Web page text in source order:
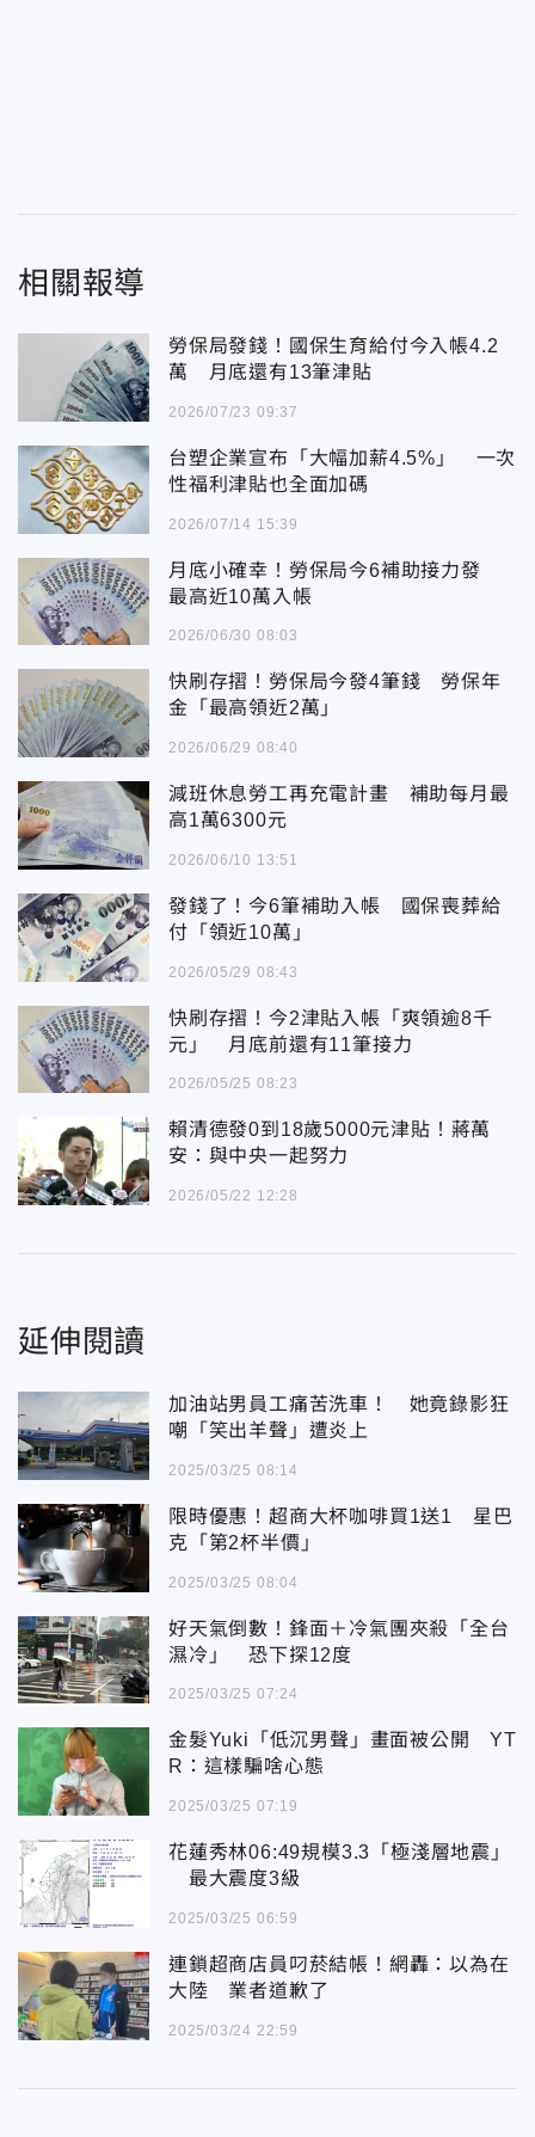
相關報導
勞保局發錢！國保生育給付今入帳4.2
萬 月底還有13筆津貼
2026/07/23 09:37
台塑企業宣布「大幅加薪4.5%」 一次
性福利津貼也全面加碼
2026/07/14 15:39
月底小確幸！勞保局今6補助接力發
最高近10萬入帳
2026/06/30 08:03
快刷存摺！勞保局今發4筆錢 勞保年
金「最高領近2萬」
2026/06/29 08:40
減班休息勞工再充電計畫 補助每月最
高1萬6300元
2026/06/10 13:51
發錢了！今6筆補助入帳 國保喪葬給
付「領近10萬」
2026/05/29 08:43
快刷存摺！今2津貼入帳「爽領逾8千
元」 月底前還有11筆接力
2026/05/25 08:23
賴清德發0到18歲5000元津貼！蔣萬
安：與中央一起努力
2026/05/22 12:28
延伸閱讀
加油站男員工痛苦洗車！ 她竟錄影狂
嘲「笑出羊聲」遭炎上
2025/03/25 08:14
限時優惠！超商大杯咖啡買1送1 星巴
克「第2杯半價」
2025/03/25 08:04
好天氣倒數！鋒面＋冷氣團夾殺「全台
濕冷」 恐下探12度
2025/03/25 07:24
金髮Yuki「低沉男聲」畫面被公開 YT
R：這樣騙啥心態
2025/03/25 07:19
花蓮秀林06:49規模3.3「極淺層地震」
最大震度3級
2025/03/25 06:59
連鎖超商店員叼菸結帳！網轟：以為在
大陸 業者道歉了
2025/03/24 22:59